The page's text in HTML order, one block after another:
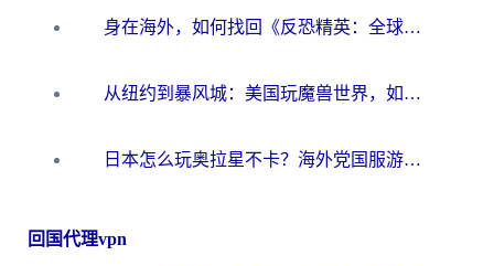
身在海外，如何找回《反恐精英：全球攻势》国服的丝滑手感？一份给你的终极指南
从纽约到暴风城：美国玩魔兽世界，如何找到你的最佳网络航线
日本怎么玩奥拉星不卡？海外党国服游戏加速器选择全攻略
回国代理vpn